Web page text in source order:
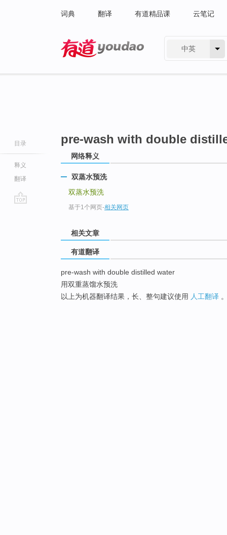
词典 翻译 有道精品课 云笔记
中英
目录
释义
翻译
pre-wash with double
网络释义
双蒸水预洗
双蒸水预洗
基于1个网页-相关网页
相关文章
有道翻译
pre-wash with double distilled water
用双重蒸馏水预洗
以上为机器翻译结果，长、整句建议使用 人工翻译